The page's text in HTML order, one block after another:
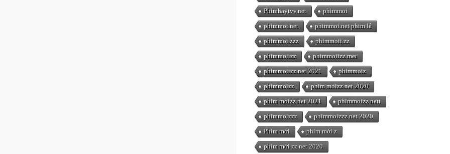
Phimhaytvv.net
phimmoi
phimmoi.net
phimmoi.net phim lẻ
phimmoi.zzz
phimmoii.zz
phimmoiizz
phimmoiizz.met
phimmoiizz.net 2021
phimmoiz
phimmoizz
phim moizz.net 2020
phim moizz.net 2021
phimmoizz.nett
phimmoizzz
phimmoizzz.net 2020
Phim mới
phim mới z
phim mới zz.net 2020